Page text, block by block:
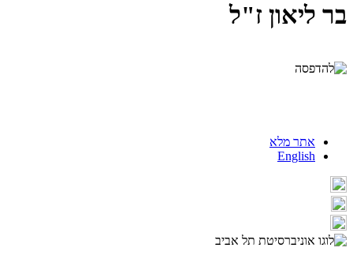
בר ליאון ז"ל
אתר מלא
English